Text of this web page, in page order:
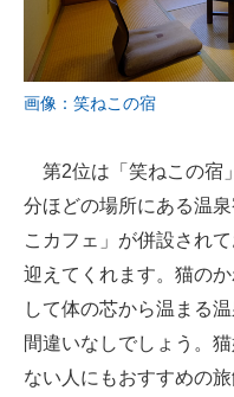
画像：笑ねこの宿
第2位は「笑ねこの宿
分ほどの場所にある温
こカフェ」が併設され
迎えてくれます。猫の
して体の芯から温まる
間違いなしでしょう。
ない人にもおすすめの旅